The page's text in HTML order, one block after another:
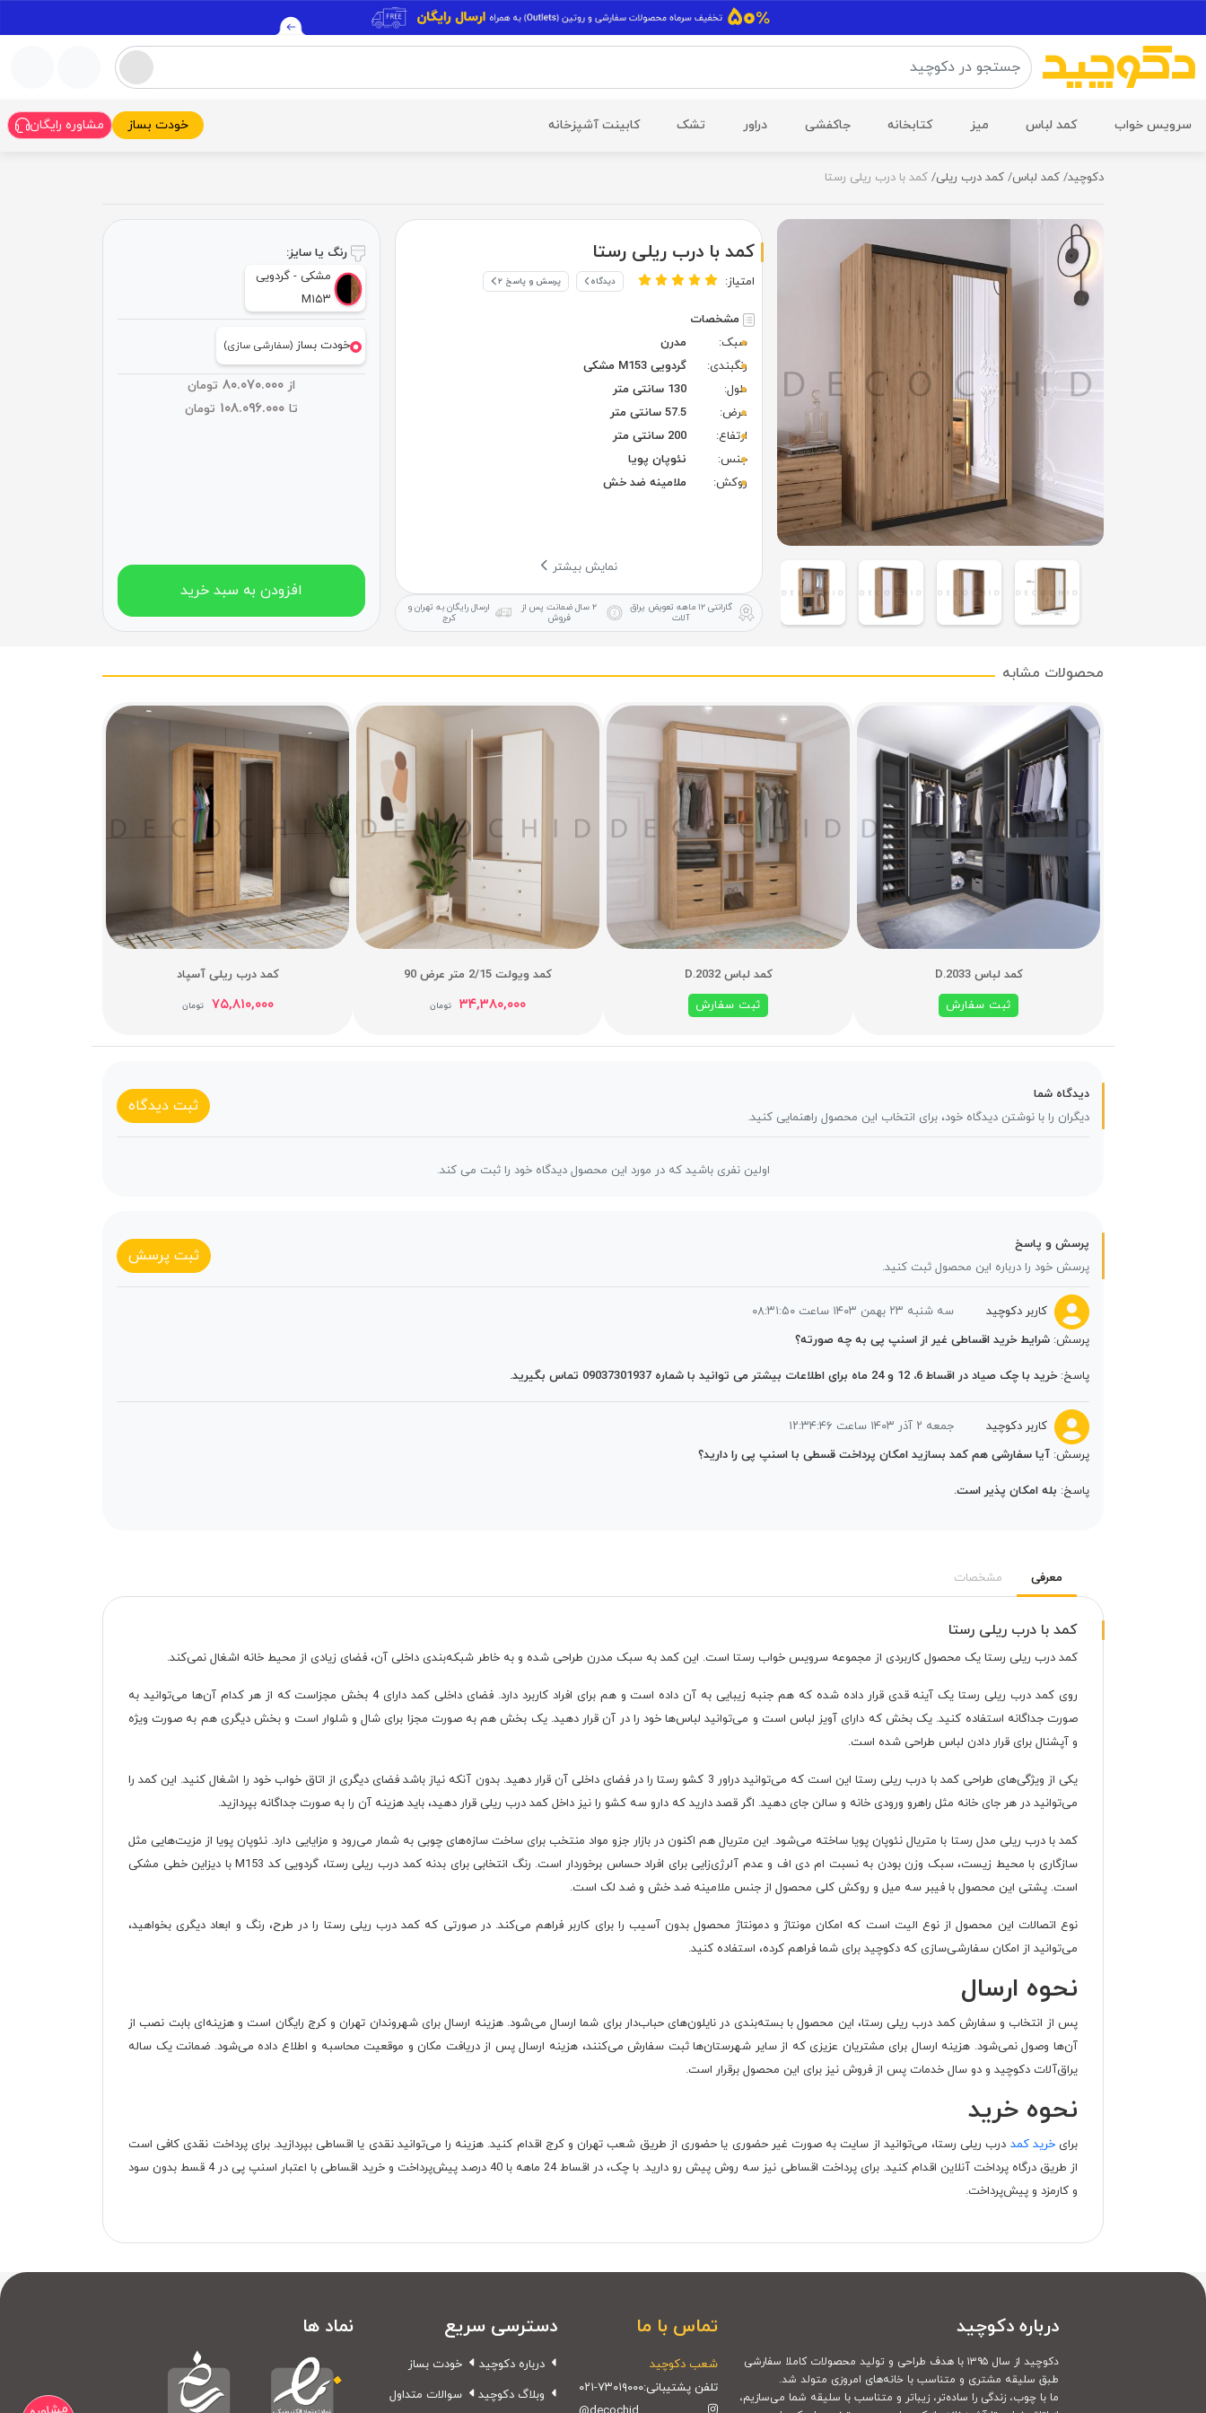
سرویس خواب کمد لباس میز کتابخانه جاکفشی دراور تشک کابینت آشپزخانه خودت بساز مشاوره رایگان
دکوچید کمد لباس کمد درب ریلی کمد با درب ریلی رستا
کمد با درب ریلی رستا
امتیاز: دیدگاه پرسش و پاسخ ۲
مشخصات
سبک:
مدرن
رنگبندی:
گردویی M153 مشکی
طول:
130 سانتی متر
عرض:
57.5 سانتی متر
ارتفاع:
200 سانتی متر
جنس:
نئوپان پویا
روکش:
ملامینه ضد خش
نمایش بیشتر
گارانتی ۱۲ ماهه
تعویض یراق
آلات
۲ سال ضمانت
پس از
فروش
ارسال رایگان به تهران و
کرج
رنگ یا سایز:
مشکی - گردویی
M۱۵۳
خودت بساز(سفارشی سازی)
از
تومان
تا
تومان
افزودن به سبد خرید
محصولات مشابه
کمد لباس D.2033
ثبت سفارش
کمد لباس D.2032
ثبت سفارش
کمد ویولت 2/15 متر عرض 90
۳۴,۳۸۰,۰۰۰ تومان
کمد درب ریلی آسپاد
۷۵,۸۱۰,۰۰۰ تومان
دیدگاه شما
دیگران را با نوشتن دیدگاه خود، برای انتخاب این محصول راهنمایی کنید.
ثبت دیدگاه
اولین نفری باشید که در مورد این محصول دیدگاه خود را ثبت می کند.
پرسش و پاسخ
پرسش خود را درباره این محصول ثبت کنید.
ثبت پرسش
کاربر دکوچید
سه شنبه ۲۳ بهمن ۱۴۰۳ ساعت ۰۸:۳۱:۵۰
پرسش: شرایط خرید اقساطی غیر از اسنپ پی به چه صورته؟
پاسخ: خرید با چک صیاد در اقساط 6، 12 و 24 ماه برای اطلاعات بیشتر می توانید با شماره 09037301937 تماس بگیرید.
کاربر دکوچید
جمعه ۲ آذر ۱۴۰۳ ساعت ۱۲:۳۴:۴۶
پرسش: آیا سفارشی هم کمد بسازید امکان پرداخت قسطی با اسنپ پی را دارید؟
پاسخ: بله امکان پذیر است.
معرفی مشخصات
کمد با درب ریلی رستا
کمد درب ریلی رستا یک محصول کاربردی از مجموعه سرویس خواب رستا است. این کمد به سبک مدرن طراحی شده و به خاطر شبکه‌بندی داخلی آن، فضای زیادی از محیط خانه اشغال نمی‌کند.
روی کمد درب ریلی رستا یک آینه قدی قرار داده شده که هم جنبه زیبایی به آن داده است و هم برای افراد کاربرد دارد. فضای داخلی کمد دارای 4 بخش مجزاست که از هر کدام آن‌ها می‌توانید به
صورت جداگانه استفاده کنید. یک بخش که دارای آویز لباس است و می‌توانید لباس‌ها خود را در آن قرار دهید. یک بخش هم به صورت مجزا برای شال و شلوار است و بخش دیگری هم به صورت ویژه
و آپشنال برای قرار دادن لباس طراحی شده است.
یکی از ویژگی‌های طراحی کمد با درب ریلی رستا این است که می‌توانید دراور 3 کشو رستا را در فضای داخلی آن قرار دهید. بدون آنکه نیاز باشد فضای دیگری از اتاق خواب خود را اشغال کنید. این کمد را
می‌توانید در هر جای خانه مثل راهرو ورودی خانه و سالن جای دهید. اگر قصد دارید که دارو سه کشو را نیز داخل کمد درب ریلی قرار دهید، باید هزینه آن را به صورت جداگانه بپردازید.
کمد با درب ریلی مدل رستا با متریال نئوپان پویا ساخته می‌شود. این متریال هم اکنون در بازار جزو مواد منتخب برای ساخت سازه‌های چوبی به شمار می‌رود و مزایایی دارد. نئوپان پویا از مزیت‌هایی مثل
سازگاری با محیط زیست، سبک وزن بودن به نسبت ام دی اف و عدم آلرژی‌زایی برای افراد حساس برخوردار است. رنگ انتخابی برای بدنه کمد درب ریلی رستا، گردویی کد M153 با دیزاین خطی مشکی
است. پشتی این محصول با فیبر سه میل و روکش کلی محصول از جنس ملامینه ضد خش و ضد لک است.
نوع اتصالات این محصول از نوع الیت است که امکان مونتاژ و دمونتاژ محصول بدون آسیب را برای کاربر فراهم می‌کند. در صورتی که کمد درب ریلی رستا را در طرح، رنگ و ابعاد دیگری بخواهید،
می‌توانید از امکان سفارشی‌سازی که دکوچید برای شما فراهم کرده، استفاده کنید.
نحوه ارسال
پس از انتخاب و سفارش کمد درب ریلی رستا، این محصول با بسته‌بندی در نایلون‌های حباب‌دار برای شما ارسال می‌شود. هزینه ارسال برای شهروندان تهران و کرج رایگان است و هزینه‌ای بابت نصب از
آن‌ها وصول نمی‌شود. هزینه ارسال برای مشتریان عزیزی که از سایر شهرستان‌ها ثبت سفارش می‌کنند، هزینه ارسال پس از دریافت مکان و موقعیت محاسبه و اطلاع داده می‌شود. ضمانت یک ساله
یراق‌آلات دکوچید و دو سال خدمات پس از فروش نیز برای این محصول برقرار است.
نحوه خرید
برایخرید کمد درب ریلی رستا، می‌توانید از سایت به صورت غیر حضوری یا حضوری از طریق شعب تهران و کرج اقدام کنید. هزینه را می‌توانید نقدی یا اقساطی بپردازید. برای پرداخت نقدی کافی است
از طریق درگاه پرداخت آنلاین اقدام کنید. برای پرداخت اقساطی نیز سه روش پیش رو دارید. با چک، در اقساط 24 ماهه با 40 درصد پیش‌پرداخت و خرید اقساطی با اعتبار اسنپ پی در 4 قسط بدون سود
و کارمزد و پیش‌پرداخت.
درباره دکوچید
دکوچید از سال ۱۳۹۵ با هدف طراحی و تولید محصولات کاملا سفارشی
طبق سلیقه مشتری و متناسب با خانه‌های امروزی متولد شد.
ما با چوب، زندگی را ساده‌تر، زیباتر و متناسب با سلیقه شما می‌سازیم،
تماس با ما
شعب دکوچید
تلفن پشتیبانی:۰۲۱-۷۳۰۱۹۰۰۰
دسترسی سریع
درباره دکوچید
وبلاگ دکوچید
خودت بساز
سوالات متداول
نماد ها